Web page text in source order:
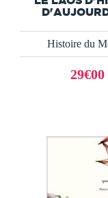
Histoire du
29€00